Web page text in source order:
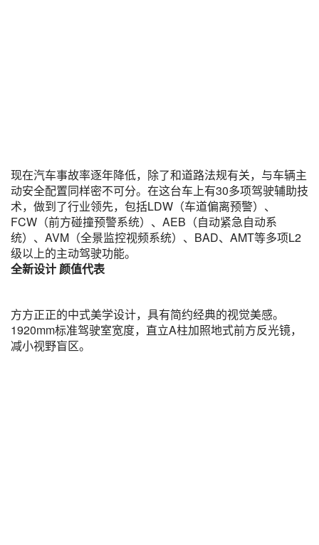
现在汽车事故率逐年降低，除了和道路法规有关，与车辆主
动安全配置同样密不可分。在这台车上有30多项驾驶辅助技
术，做到了行业领先，包括LDW（车道偏离预警）、
FCW（前方碰撞预警系统）、AEB（自动紧急自动系
统）、AVM（全景监控视频系统）、BAD、AMT等多项L2
级以上的主动驾驶功能。
全新设计 颜值代表
方方正正的中式美学设计，具有简约经典的视觉美感。
1920mm标准驾驶室宽度，直立A柱加照地式前方反光镜，
减小视野盲区。